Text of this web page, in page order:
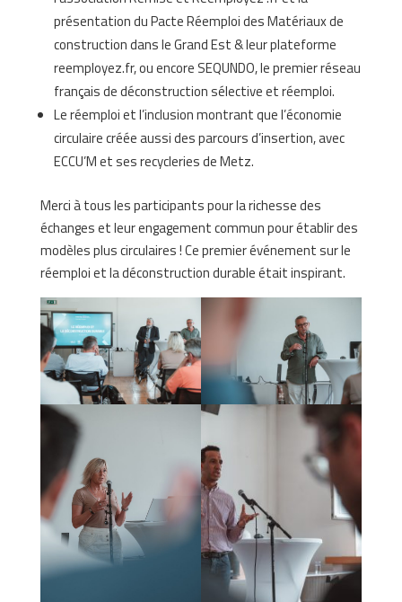
présentation du Pacte Réemploi des Matériaux de
construction dans le Grand Est & leur plateforme
reemployez.fr, ou encore SEQUNDO, le premier réseau
français de déconstruction sélective et réemploi.
Le réemploi et l’inclusion montrant que l’économie
circulaire créée aussi des parcours d’insertion, avec
ECCU’M et ses recycleries de Metz.
Merci à tous les participants pour la richesse des
échanges et leur engagement commun pour établir des
modèles plus circulaires ! Ce premier événement sur le
réemploi et la déconstruction durable était inspirant.